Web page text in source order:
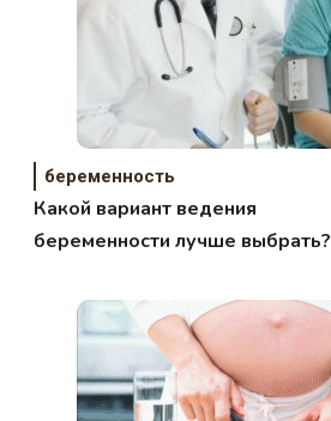
беременность
Какой вариант ведения
беременности лучше выбрать?